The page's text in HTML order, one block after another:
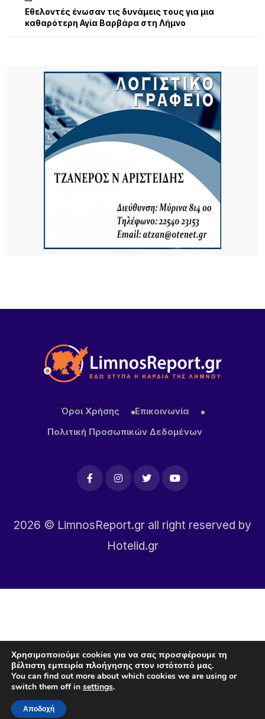
Εθελοντές ένωσαν τις δυνάμεις τους για μια
καθαρότερη Αγία Βαρβάρα στη Λήμνο
επιβατική κίνηση τον Ιούλιο – Στα 19,68 εκατ. οι
επιβάτες στο επτάμηνο
20 ΏΡΕΣ ΠΡΙΝ
Όταν τα παιδιά γίνονται παράδειγμα: Συγκινητική
πρωτοβουλία αγάπης στη Νέα Μάδυτο
20 ΏΡΕΣ ΠΡΙΝ
Η Νατάσσα Μποφίλιου έφτασε στη Λήμνο – Θερμή
υποδοχή από τους αθλητές του ΑΟ Ηφαιστίας
πριν τη μεγάλη αποψινή συναυλία(Βίντεο)
Τουρισμός για Όλους 2026: Σήμερα ανοίγει η
Όροι Χρήσης
Επικοινωνία
Πολιτική Προσωπικών Δεδομένων
2026 © LimnosReport.gr all right reserved by
Hotelid.gr
Χρησιμοποιούμε cookies για να σας προσφέρουμε τη
βέλτιστη εμπειρία πλοήγησης στον ιστότοπό μας.
You can find out more about which cookies we are using or
switch them off in settings.
Αποδοχή